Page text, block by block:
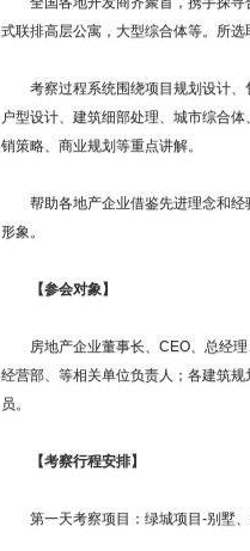
式联排高层公寓，大型综合体等。所选
考察过程系统围绕项目规划设计、
户型设计、建筑细部处理、城市综合
销策略、商业规划等重点讲解。
帮助各地产企业借鉴先进理念和经
形象。
【参会对象】
房地产企业董事长、CEO、总经理
经营部、等相关单位负责人；各建筑
员。
【考察行程安排】
第一天考察项目：绿城项目-别墅、